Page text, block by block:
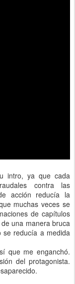
intro, ya que cada
contra las
acción reducía la
muchas veces se
de capítulos
una manera bruca
se reducía a medida
que me enganchó.
del protagonista.